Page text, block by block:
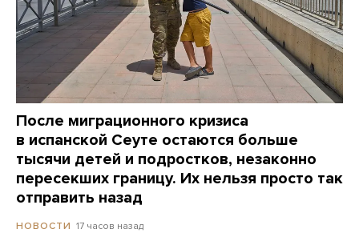
После миграционного кризиса
в испанской Сеуте остаются больше
тысячи детей и подростков, незаконно
пересекших границу. Их нельзя просто так
отправить назад
НОВОСТИ 17 часов назад